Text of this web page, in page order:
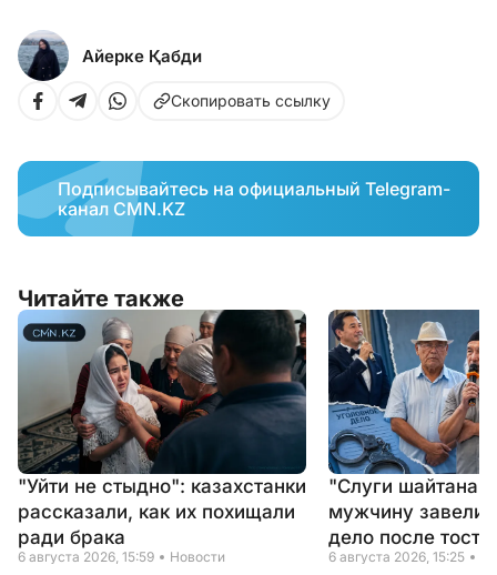
Айерке Қабди
Скопировать ссылку
Подписывайтесь на официальный Telegram-
канал CMN.KZ
Читайте также
"Уйти не стыдно": казахстанки
рассказали, как их похищали
ради брака
6 августа 2026, 15:59 Новости
"Слуги шайтана"
мужчину завели
дело после
6 августа 2026, 15:25